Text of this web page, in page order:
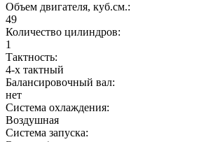
Объем двигателя, куб.см.:
49
Количество цилиндров:
1
Тактность:
4-x тактный
Балансировочный вал:
нет
Система охлаждения:
Воздушная
Система запуска: